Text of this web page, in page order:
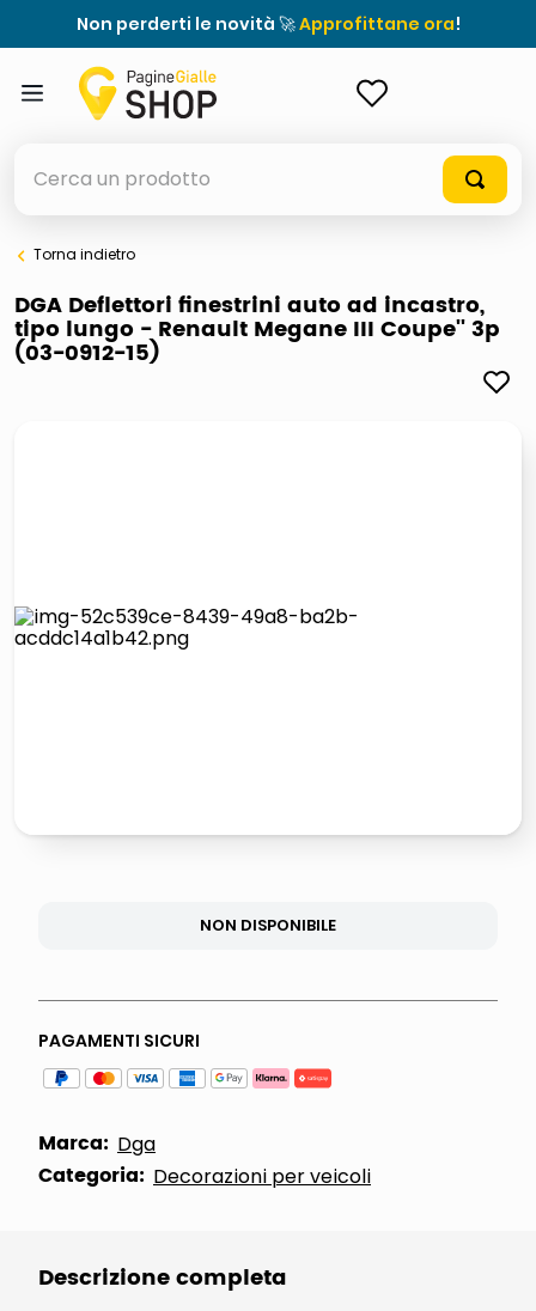
Non perderti le novità 🚀Approfittane ora!
elenchi telefonici
meme
elenco telefonico
Torna indietro
DGA Deflettori finestrini auto ad incastro,
tipo lungo - Renault Megane III Coupe'' 3p
(03-0912-15)
NON DISPONIBILE
PAGAMENTI SICURI
Marca: Dga
Categoria: Decorazioni per veicoli
Descrizione completa